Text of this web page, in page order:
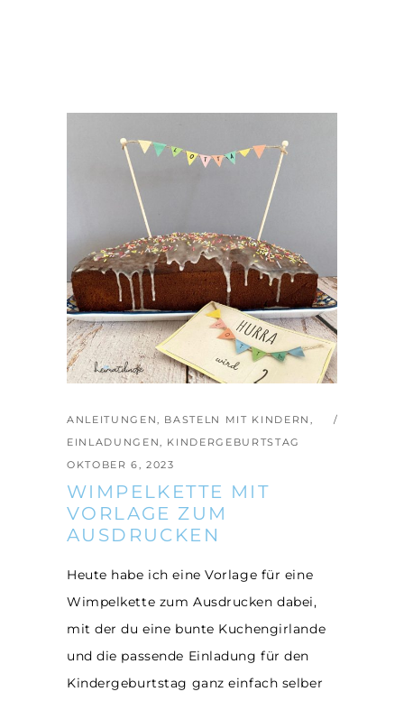
ANLEITUNGEN, BASTELN MIT KINDERN ,
EINLADUNGEN, KINDERGEBURTSTAG
OKTOBER 6, 2023
WIMPELKETTE MIT
VORLAGE ZUM
AUSDRUCKEN
Heute habe ich eine Vorlage für eine
Wimpelkette zum Ausdrucken dabei,
mit der du eine bunte Kuchengirlande
und die passende Einladung für den
Kindergeburtstag ganz einfach selber